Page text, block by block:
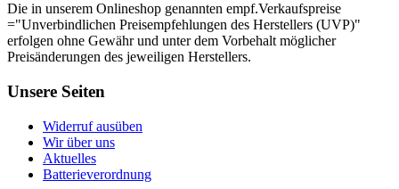
Die in unserem Onlineshop genannten empf.Verkaufspreise
="Unverbindlichen Preisempfehlungen des Herstellers (UVP)"
erfolgen ohne Gewähr und unter dem Vorbehalt möglicher
Preisänderungen des jeweiligen Herstellers.
Unsere Seiten
Widerruf ausüben
Wir über uns
Aktuelles
Batterieverordnung